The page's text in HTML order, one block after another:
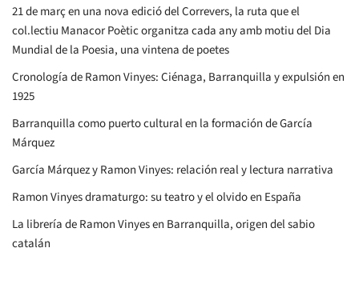
21 de març en una nova edició del Correvers, la ruta que el
col.lectiu Manacor Poètic organitza cada any amb motiu del Dia
Mundial de la Poesia, una vintena de poetes
Cronología de Ramon Vinyes: Ciénaga, Barranquilla y expulsión en
1925
Barranquilla como puerto cultural en la formación de García
Márquez
García Márquez y Ramon Vinyes: relación real y lectura narrativa
Ramon Vinyes dramaturgo: su teatro y el olvido en España
La librería de Ramon Vinyes en Barranquilla, origen del sabio
catalán